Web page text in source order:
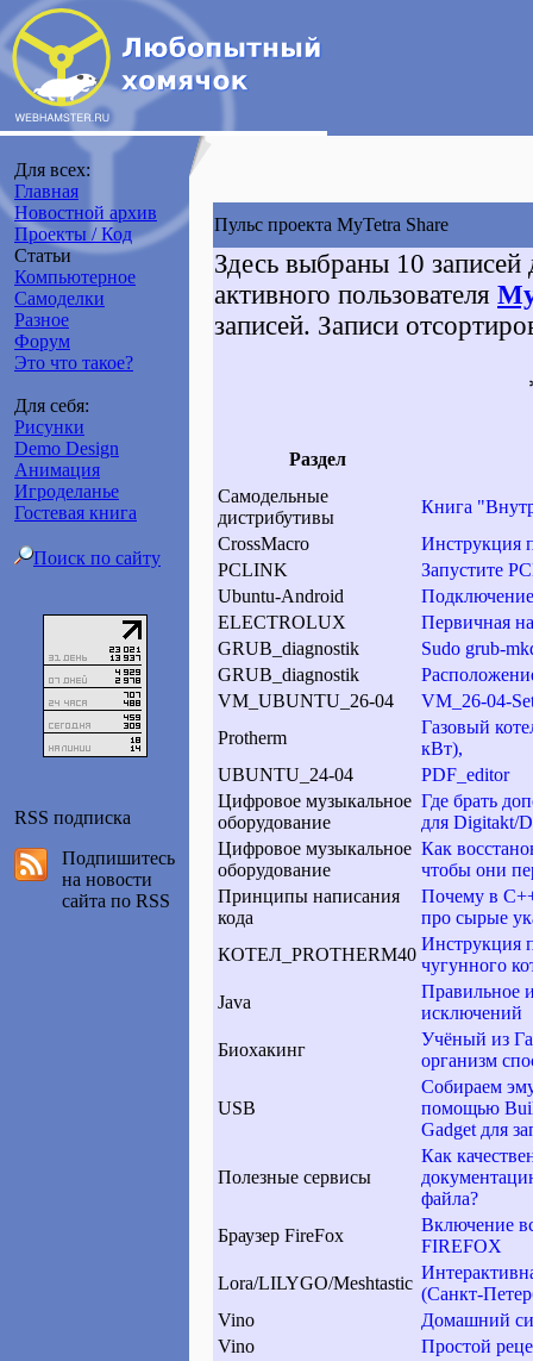
Для всех:
Главная
Новостной архив
Проекты / Код
Статьи
Компьютерное
Самоделки
Разное
Форум
Это что такое?
Для себя:
Рисунки
Demo Design
Анимация
Игроделанье
Гостевая книга
Поиск по сайту
RSS подписка
Подпишитесь
на новости
сайта по RSS
Пульс проекта MyTetra Share
Здесь выбраны 10 записей
активного пользователя
записей. Записи
Раздел
Самодельные
дистрибутивы
Книга
CrossMacro
Инструкция
PCLINK
Запустите
Ubuntu-Android
ELECTROLUX
Первичная
GRUB_diagnostik
Sudo grub-
GRUB_diagnostik
VM_UBUNTU_26-04
VM_26-04-
Protherm
Газовый
кВт),
UBUNTU_24-04
PDF_editor
Цифровое музыкальное
оборудование
Где брать
для Digitakt/
Цифровое музыкальное
оборудование
Как
чтобы они
Принципы написания
кода
Почему в
про сырые
КОТЕЛ_PROTHERM40
Инструкция
чугунного
Java
Правильное
исключений
Биохакинг
Учёный из
организм
USB
Собираем
помощью
Gadget для
Полезные сервисы
Как
файла?
Браузер FireFox
Включение
FIREFOX
Lora/LILYGO/Meshtastic
(Санкт-
Vino
Домашний
Vino
Простой